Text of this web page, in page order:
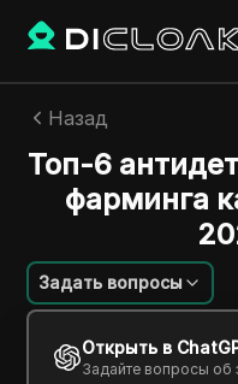
Назад
Топ-6
фарминга
Задать вопросы
Открыть в
Задайте вопросы об
Фелипе
21 сент. 2025 4